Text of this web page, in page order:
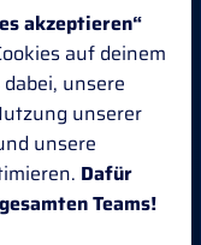
akzeptieren“
auf deinem
dabei, unsere
unserer
unsere
Dafür
Teams!